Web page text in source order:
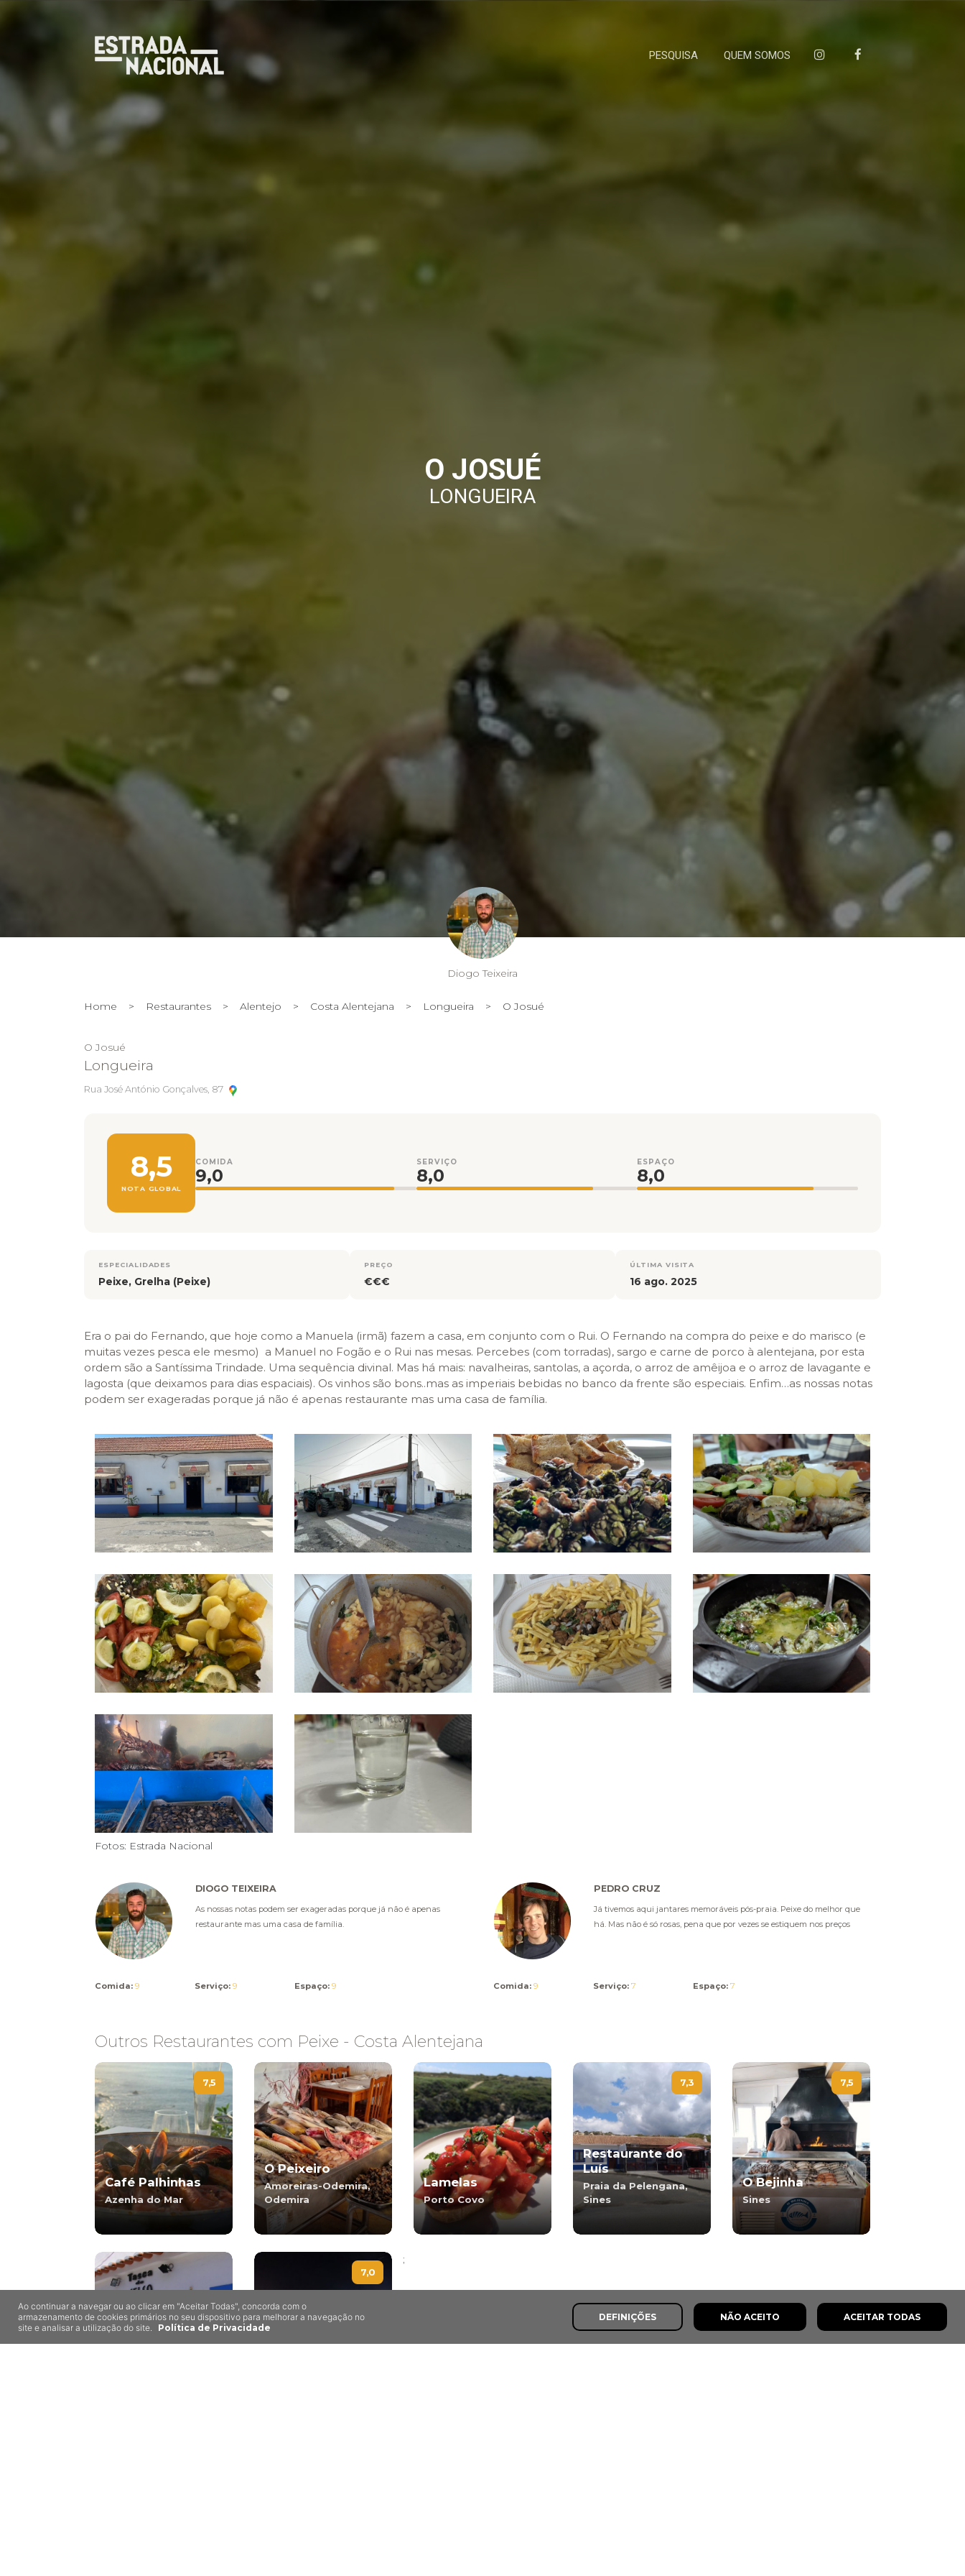
PESQUISA QUEM SOMOS
O JOSUÉ
LONGUEIRA
Diogo Teixeira
Home > Restaurantes > Alentejo > Costa Alentejana > Longueira > O Josué
O Josué
Longueira
Rua José António Gonçalves, 87
8,5
NOTA GLOBAL
COMIDA
9,0
SERVIÇO
8,0
ESPAÇO
8,0
ESPECIALIDADES
Peixe, Grelha (Peixe)
PREÇO
€€€
ÚLTIMA VISITA
16 ago. 2025
Era o pai do Fernando, que hoje como a Manuela (irmã) fazem a casa, em conjunto com o Rui. O Fernando na compra do peixe e do marisco (e
muitas vezes pesca ele mesmo) a Manuel no Fogão e o Rui nas mesas. Percebes (com torradas), sargo e carne de porco à alentejana, por esta
ordem são a Santíssima Trindade. Uma sequência divinal. Mas há mais: navalheiras, santolas, a açorda, o arroz de amêijoa e o arroz de lavagante e
lagosta (que deixamos para dias espaciais). Os vinhos são bons..mas as imperiais bebidas no banco da frente são especiais. Enfim…as nossas notas
podem ser exageradas porque já não é apenas restaurante mas uma casa de família.
Fotos: Estrada Nacional
DIOGO TEIXEIRA
As nossas notas podem ser exageradas porque já não é apenas
restaurante mas uma casa de família.
Comida: 9 Serviço: 9 Espaço: 9
PEDRO CRUZ
Já tivemos aqui jantares memoráveis pós-praia. Peixe do melhor que
há. Mas não é só rosas, pena que por vezes se estiquem nos preços
Comida: 9 Serviço: 7 Espaço: 7
Outros Restaurantes com Peixe - Costa Alentejana
7,5
Café Palhinhas
Azenha do Mar
O Peixeiro
Amoreiras-Odemira,
Odemira
Lamelas
Porto Covo
7,3
Restaurante do
Luís
Praia da Pelengana,
Sines
7,5
O Bejinha
Sines
7,0
;
Ao continuar a navegar ou ao clicar em "Aceitar Todas", concorda com o
armazenamento de cookies primários no seu dispositivo para melhorar a navegação no
site e analisar a utilização do site.
Política de Privacidade
DEFINIÇÕES NÃO ACEITO ACEITAR TODAS